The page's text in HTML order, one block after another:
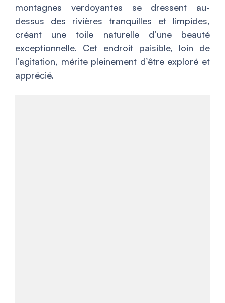
montagnes verdoyantes se dressent au-
dessus des rivières tranquilles et limpides,
créant une toile naturelle d’une beauté
exceptionnelle. Cet endroit paisible, loin de
l’agitation, mérite pleinement d’être exploré et
apprécié.